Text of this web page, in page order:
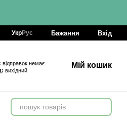
УкрРус Бажання Вхід
відправок немає
вихідний
Мій кошик